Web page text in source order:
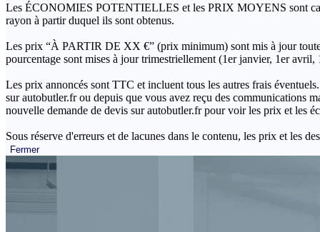
Les ÉCONOMIES POTENTIELLES et les PRIX MOYENS sont
rayon à partir duquel ils sont obtenus.
Les prix “À PARTIR DE XX €” (prix minimum) sont mis à jour
pourcentage sont mises à jour trimestriellement (1er janvier, 1er
Les prix annoncés sont TTC et incluent tous les autres frais
sur autobutler.fr ou depuis que vous avez reçu des communications
nouvelle demande de devis sur autobutler.fr pour voir les prix et les
Sous réserve d'erreurs et de lacunes dans le contenu, les prix et les
Fermer